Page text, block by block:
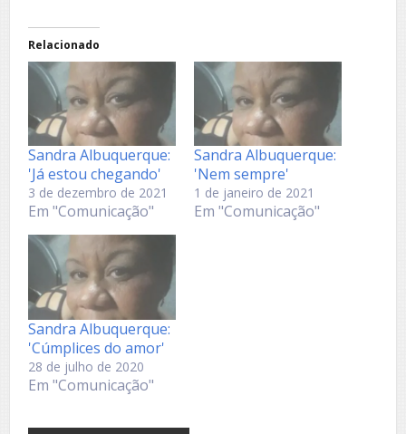
Relacionado
Sandra Albuquerque:
'Já estou chegando'
3 de dezembro de 2021
Em "Comunicação"
Sandra Albuquerque:
'Nem sempre'
1 de janeiro de 2021
Em "Comunicação"
Sandra Albuquerque:
'Cúmplices do amor'
28 de julho de 2020
Em "Comunicação"